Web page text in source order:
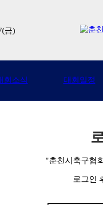
금)
회소식 대회일정
"춘천시축구협
로그인